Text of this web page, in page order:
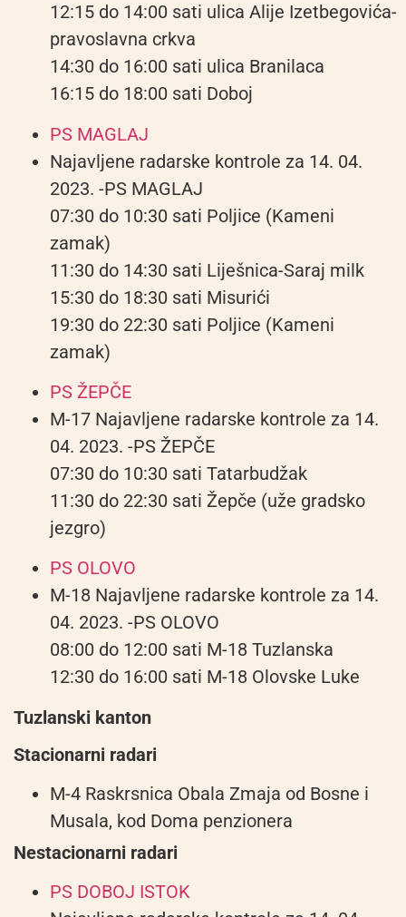
12:15 do 14:00 sati ulica Alije Izetbegovića-
pravoslavna crkva
14:30 do 16:00 sati ulica Branilaca
16:15 do 18:00 sati Doboj
PS MAGLAJ
Najavljene radarske kontrole za 14. 04.
2023. -PS MAGLAJ
07:30 do 10:30 sati Poljice (Kameni
zamak)
11:30 do 14:30 sati Liješnica-Saraj milk
15:30 do 18:30 sati Misurići
19:30 do 22:30 sati Poljice (Kameni
zamak)
PS ŽEPČE
M-17 Najavljene radarske kontrole za 14.
04. 2023. -PS ŽEPČE
07:30 do 10:30 sati Tatarbudžak
11:30 do 22:30 sati Žepče (uže gradsko
jezgro)
PS OLOVO
M-18 Najavljene radarske kontrole za 14.
04. 2023. -PS OLOVO
08:00 do 12:00 sati M-18 Tuzlanska
12:30 do 16:00 sati M-18 Olovske Luke
Tuzlanski kanton
Stacionarni radari
M-4 Raskrsnica Obala Zmaja od Bosne i
Musala, kod Doma penzionera
Nestacionarni radari
PS DOBOJ ISTOK